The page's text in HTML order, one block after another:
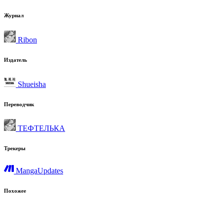
Журнал
Ribon
Издатель
Shueisha
Переводчик
ТЕФТЕЛЬКА
Трекеры
MangaUpdates
Похожее